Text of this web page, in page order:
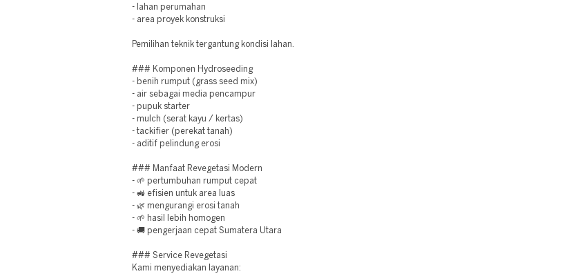
- lahan perumahan
- area proyek konstruksi
Pemilihan teknik tergantung kondisi lahan.
### Komponen Hydroseeding
- benih rumput (grass seed mix)
- air sebagai media pencampur
- pupuk starter
- mulch (serat kayu / kertas)
- tackifier (perekat tanah)
- aditif pelindung erosi
### Manfaat Revegetasi Modern
- 🌱 pertumbuhan rumput cepat
- 🚜 efisien untuk area luas
- 🌿 mengurangi erosi tanah
- 🌱 hasil lebih homogen
- 🚚 pengerjaan cepat Sumatera Utara
### Service Revegetasi
Kami menyediakan layanan: